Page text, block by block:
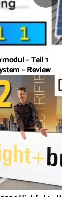
– Teil 1
– Review